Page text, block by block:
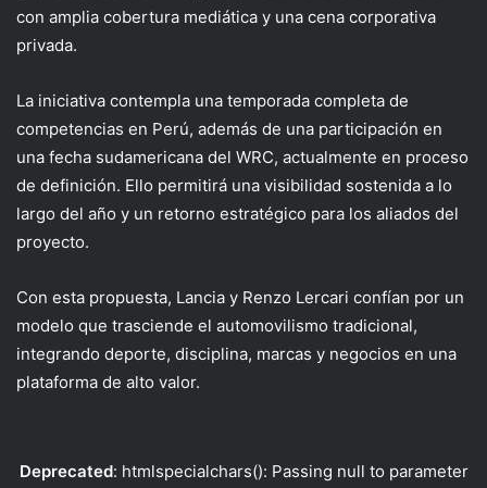
con amplia cobertura mediática y una cena corporativa
privada.
La iniciativa contempla una temporada completa de
competencias en Perú, además de una participación en
una fecha sudamericana del WRC, actualmente en proceso
de definición. Ello permitirá una visibilidad sostenida a lo
largo del año y un retorno estratégico para los aliados del
proyecto.
Con esta propuesta, Lancia y Renzo Lercari confían por un
modelo que trasciende el automovilismo tradicional,
integrando deporte, disciplina, marcas y negocios en una
plataforma de alto valor.
Deprecated: htmlspecialchars(): Passing null to parameter